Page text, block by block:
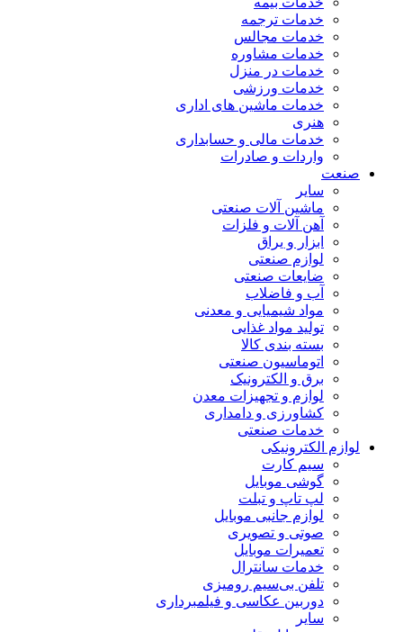
خدمات ترجمه
خدمات مجالس
خدمات مشاوره
خدمات در منزل
خدمات ورزشی
خدمات ماشین های اداری
هنری
خدمات مالی و حسابداری
واردات و صادرات
صنعت
سایر
ماشین آلات صنعتی
آهن آلات و فلزات
ابزار و یراق
لوازم صنعتی
ضایعات صنعتی
آب و فاضلاب
مواد شیمیایی و معدنی
تولید مواد غذایی
بسته بندی کالا
اتوماسیون صنعتی
برق و الکترونیک
لوازم و تجهیزات معدن
کشاورزی و دامداری
خدمات صنعتی
لوازم الکترونیکی
سیم کارت
گوشی موبایل
لپ تاپ و تبلت
لوازم جانبی موبایل
صوتی و تصویری
تعمیرات موبایل
خدمات سانترال
تلفن بی‌سیم رومیزی
دوربین عکاسی و فیلمبرداری
سایر